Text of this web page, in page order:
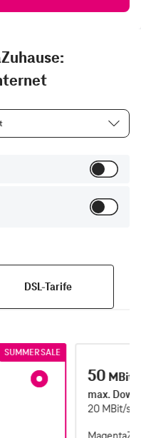
DSL-Tarife
SUMMER SALE
50 MBit/
max.
20 MBit/s